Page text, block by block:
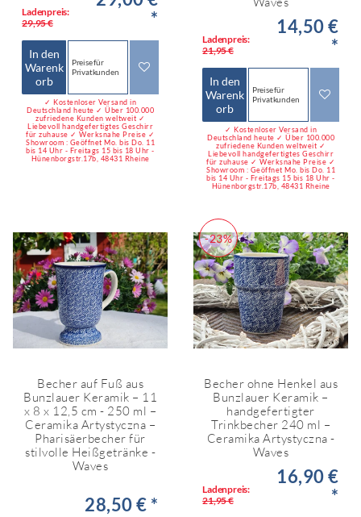
Ladenpreis:
29,95 €
*
In den
Warenk
orb
Preise für
Privatkunden
✓ Kostenloser Versand in
Deutschland heute ✓ Über 100.000
zufriedene Kunden weltweit ✓
Liebevoll handgefertigtes Geschirr
für zuhause ✓ Werksnahe Preise ✓
Showroom : Geöffnet Mo. bis Do. 11
bis 14 Uhr - Freitags 15 bis 18 Uhr -
Hünenborgstr.17b, 48431 Rheine
Ladenpreis:
21,95 €
14,50 €
*
In den
Warenk
orb
Preise für
Privatkunden
✓ Kostenloser Versand in
Deutschland heute ✓ Über 100.000
zufriedene Kunden weltweit ✓
Liebevoll handgefertigtes Geschirr
für zuhause ✓ Werksnahe Preise ✓
Showroom : Geöffnet Mo. bis Do. 11
bis 14 Uhr - Freitags 15 bis 18 Uhr -
Hünenborgstr.17b, 48431 Rheine
Becher auf Fuß aus
Bunzlauer Keramik – 11
x 8 x 12,5 cm - 250 ml –
Ceramika Artystyczna –
Pharisäerbecher für
stilvolle Heißgetränke -
Waves
28,50 € *
-23%
Becher ohne Henkel aus
Bunzlauer Keramik –
handgefertigter
Trinkbecher 240 ml –
Ceramika Artystyczna -
Waves
Ladenpreis:
21,95 €
16,90 €
*